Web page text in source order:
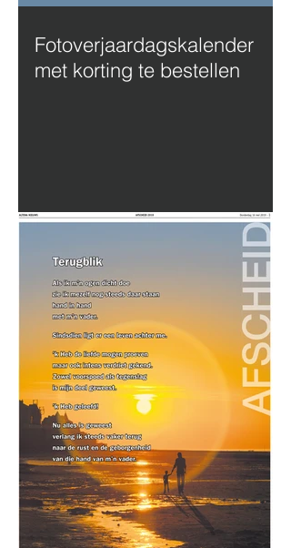
Fotoverjaardagskalender
met korting te bestellen